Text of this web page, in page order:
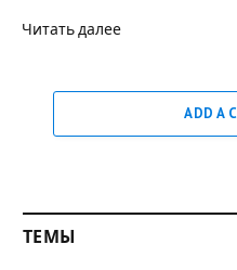
Читать далее
ADD A
ТЕМЫ